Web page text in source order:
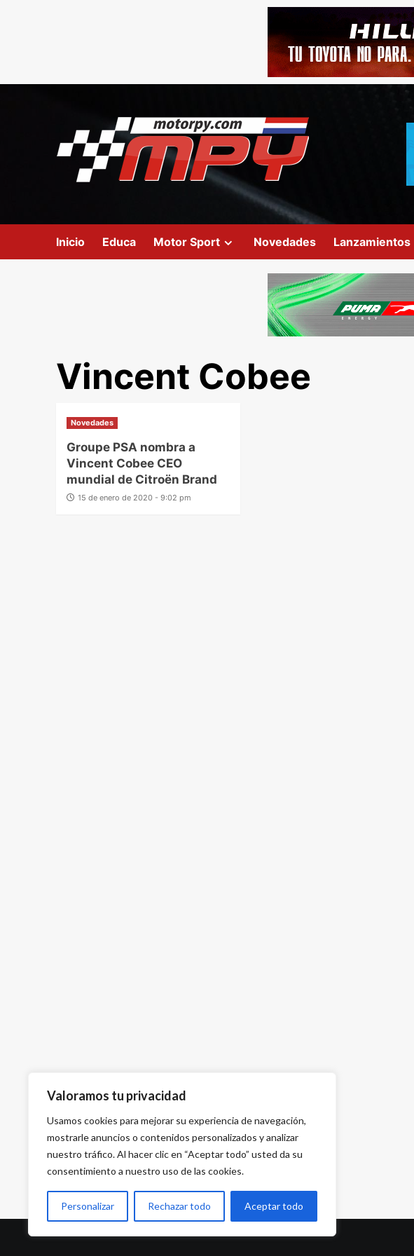
Valoramos tu privacidad
Usamos cookies para mejorar su experiencia de navegación,
mostrarle anuncios o contenidos personalizados y analizar
nuestro tráfico. Al hacer clic en “Aceptar todo” usted da su
consentimiento a nuestro uso de las cookies.
Personalizar Rechazar todo Aceptar todo
Inicio Educa Motor Sport Novedades Lanzamientos
Vincent Cobee
Novedades
Groupe PSA nombra a
Vincent Cobee CEO
mundial de Citroën Brand
15 de enero de 2020 - 9:02 pm